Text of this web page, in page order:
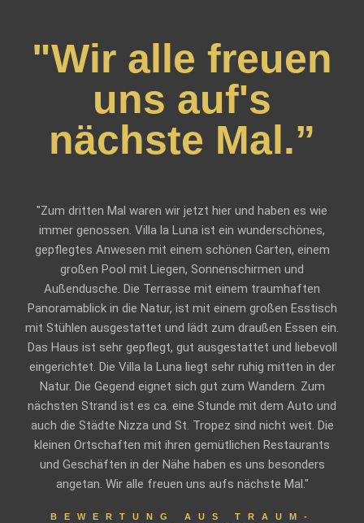
"Wir alle freuen
uns auf's
nächste Mal.”
"Zum dritten Mal waren wir jetzt hier und haben es wie
immer genossen. Villa la Luna ist ein wunderschönes,
gepflegtes Anwesen mit einem schönen Garten, einem
großen Pool mit Liegen, Sonnenschirmen und
Außendusche. Die Terrasse mit einem traumhaften
Panoramablick in die Natur, ist mit einem großen Esstisch
mit Stühlen ausgestattet und lädt zum draußen Essen ein.
Das Haus ist sehr gepflegt, gut ausgestattet und liebevoll
eingerichtet. Die Villa la Luna liegt sehr ruhig mitten in der
Natur. Die Gegend eignet sich gut zum Wandern. Zum
nächsten Strand ist es ca. eine Stunde mit dem Auto und
auch die Städte Nizza und St. Tropez sind nicht weit. Die
kleinen Ortschaften mit ihren gemütlichen Restaurants
und Geschäften in der Nähe haben es uns besonders
angetan. Wir alle freuen uns aufs nächste Mal."
BEWERTUNG AUS TRAUM-